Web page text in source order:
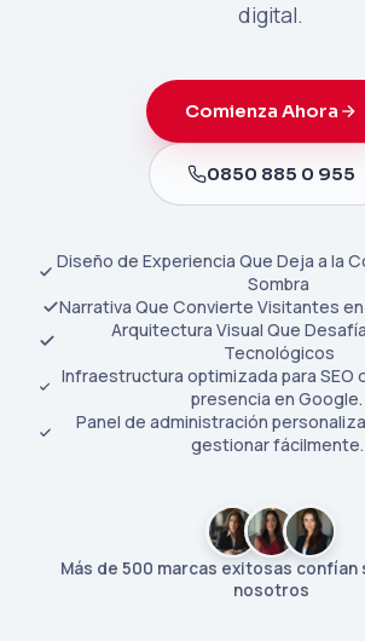
digital.
Comienza Ahora
0850 885 0 955
Diseño de Experiencia Que Deja a la
Sombra
Narrativa Que Convierte Visitantes
Arquitectura Visual Que
Tecnológicos
Infraestructura optimizada para SEO
presencia en Google.
Panel de administración
gestionar fácilmente.
Más de 500 marcas exitosas confían
nosotros